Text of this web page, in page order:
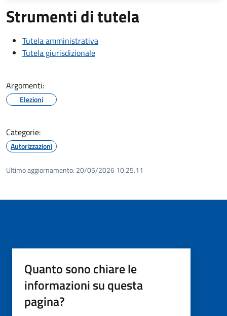
Strumenti di tutela
Tutela amministrativa
Tutela giurisdizionale
Argomenti:
Elezioni
Categorie:
Autorizzazioni
Ultimo aggiornamento: 20/05/2026 10:25.11
Quanto sono chiare le
informazioni su questa
pagina?